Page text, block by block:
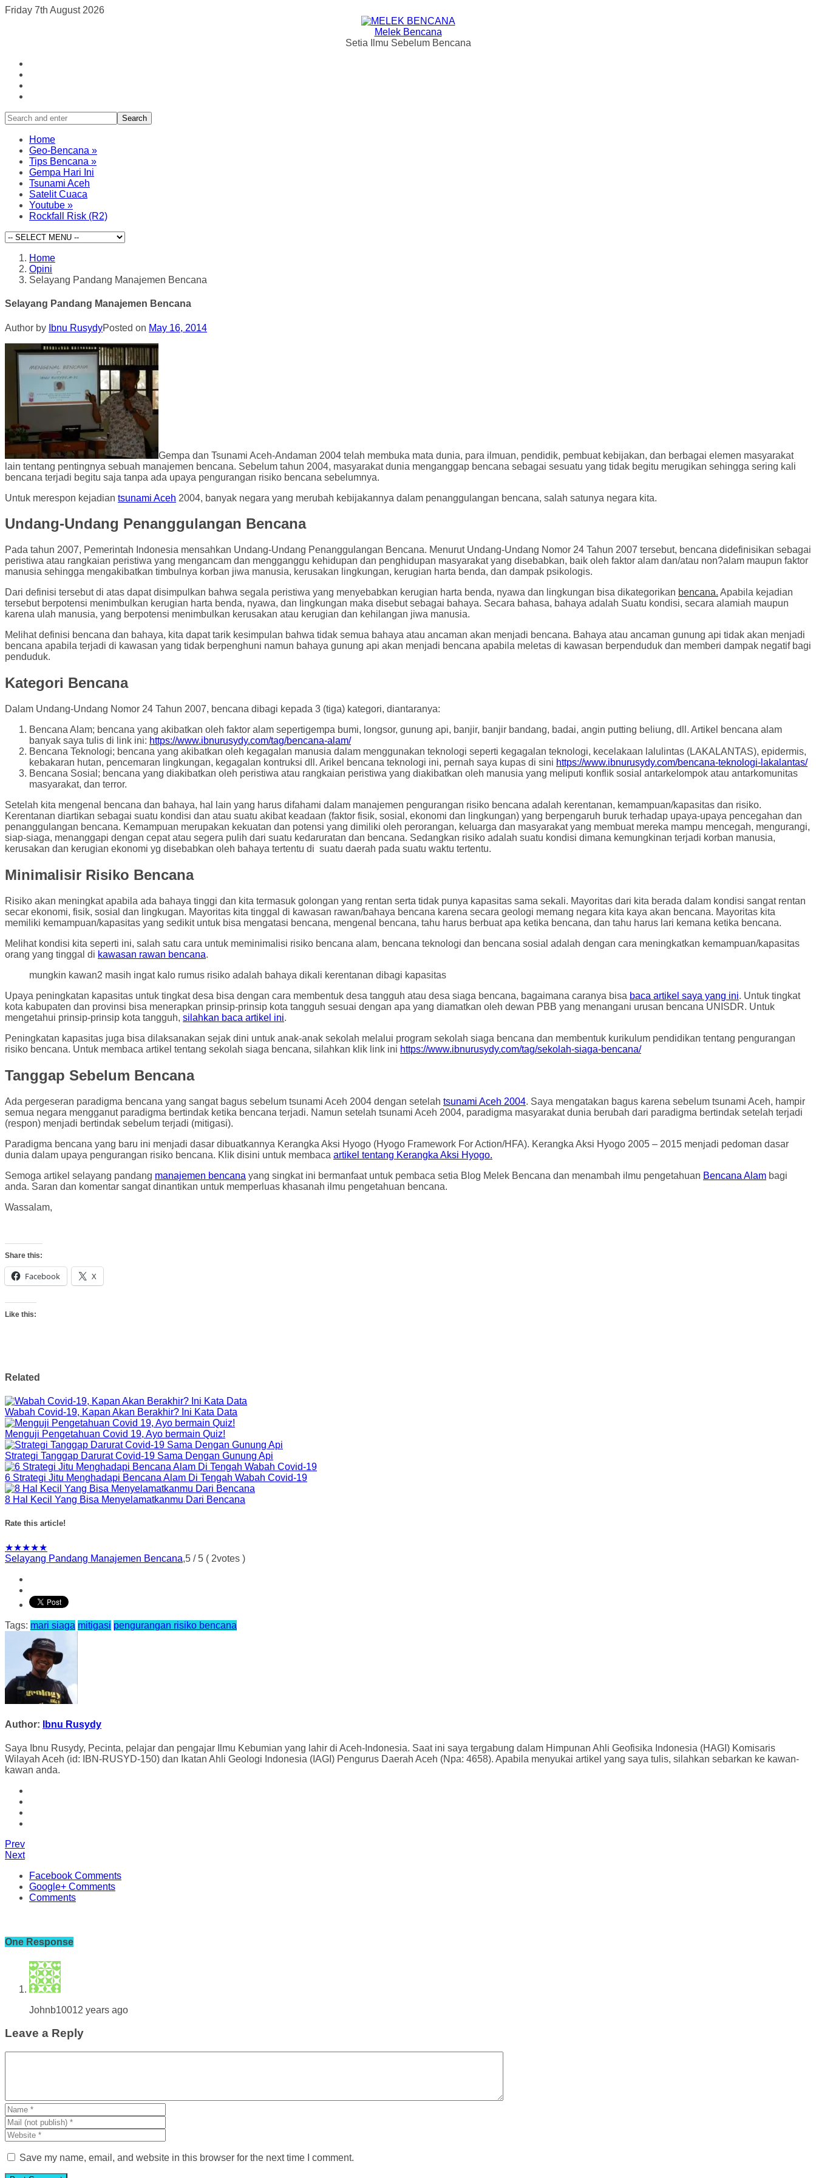
Friday 7th August 2026
Melek Bencana
Setia Ilmu Sebelum Bencana
Search
Home
Geo-Bencana »
Tips Bencana »
Gempa Hari Ini
Tsunami Aceh
Satelit Cuaca
Youtube »
Rockfall Risk (R2)
Home
Opini
Selayang Pandang Manajemen Bencana
Selayang Pandang Manajemen Bencana
Author by Ibnu RusydyPosted on May 16, 2014
Gempa dan Tsunami Aceh-Andaman 2004 telah membuka mata dunia, para ilmuan, pendidik, pembuat kebijakan, dan berbagai elemen masyarakat
lain tentang pentingnya sebuah manajemen bencana. Sebelum tahun 2004, masyarakat dunia menganggap bencana sebagai sesuatu yang tidak begitu merugikan sehingga sering kali
bencana terjadi begitu saja tanpa ada upaya pengurangan risiko bencana sebelumnya.
Untuk merespon kejadian tsunami Aceh 2004, banyak negara yang merubah kebijakannya dalam penanggulangan bencana, salah satunya negara kita.
Undang-Undang Penanggulangan Bencana
Pada tahun 2007, Pemerintah Indonesia mensahkan Undang-Undang Penanggulangan Bencana. Menurut Undang-Undang Nomor 24 Tahun 2007 tersebut, bencana didefinisikan sebagai
peristiwa atau rangkaian peristiwa yang mengancam dan mengganggu kehidupan dan penghidupan masyarakat yang disebabkan, baik oleh faktor alam dan/atau non?alam maupun faktor
manusia sehingga mengakibatkan timbulnya korban jiwa manusia, kerusakan lingkungan, kerugian harta benda, dan dampak psikologis.
Dari definisi tersebut di atas dapat disimpulkan bahwa segala peristiwa yang menyebabkan kerugian harta benda, nyawa dan lingkungan bisa dikategorikan bencana. Apabila kejadian
tersebut berpotensi menimbulkan kerugian harta benda, nyawa, dan lingkungan maka disebut sebagai bahaya. Secara bahasa, bahaya adalah Suatu kondisi, secara alamiah maupun
karena ulah manusia, yang berpotensi menimbulkan kerusakan atau kerugian dan kehilangan jiwa manusia.
Melihat definisi bencana dan bahaya, kita dapat tarik kesimpulan bahwa tidak semua bahaya atau ancaman akan menjadi bencana. Bahaya atau ancaman gunung api tidak akan menjadi
bencana apabila terjadi di kawasan yang tidak berpenghuni namun bahaya gunung api akan menjadi bencana apabila meletas di kawasan berpenduduk dan memberi dampak negatif bagi
penduduk.
Kategori Bencana
Dalam Undang-Undang Nomor 24 Tahun 2007, bencana dibagi kepada 3 (tiga) kategori, diantaranya:
Bencana Alam; bencana yang akibatkan oleh faktor alam sepertigempa bumi, longsor, gunung api, banjir, banjir bandang, badai, angin putting beliung, dll. Artikel bencana alam
banyak saya tulis di link ini: https://www.ibnurusydy.com/tag/bencana-alam/
Bencana Teknologi; bencana yang akibatkan oleh kegagalan manusia dalam menggunakan teknologi seperti kegagalan teknologi, kecelakaan lalulintas (LAKALANTAS), epidermis,
kebakaran hutan, pencemaran lingkungan, kegagalan kontruksi dll. Arikel bencana teknologi ini, pernah saya kupas di sini https://www.ibnurusydy.com/bencana-teknologi-lakalantas/
Bencana Sosial; bencana yang diakibatkan oleh peristiwa atau rangkaian peristiwa yang diakibatkan oleh manusia yang meliputi konflik sosial antarkelompok atau antarkomunitas
masyarakat, dan terror.
Setelah kita mengenal bencana dan bahaya, hal lain yang harus difahami dalam manajemen pengurangan risiko bencana adalah kerentanan, kemampuan/kapasitas dan risiko.
Kerentanan diartikan sebagai suatu kondisi dan atau suatu akibat keadaan (faktor fisik, sosial, ekonomi dan lingkungan) yang berpengaruh buruk terhadap upaya-upaya pencegahan dan
penanggulangan bencana. Kemampuan merupakan kekuatan dan potensi yang dimiliki oleh perorangan, keluarga dan masyarakat yang membuat mereka mampu mencegah, mengurangi,
siap-siaga, menanggapi dengan cepat atau segera pulih dari suatu kedaruratan dan bencana. Sedangkan risiko adalah suatu kondisi dimana kemungkinan terjadi korban manusia,
kerusakan dan kerugian ekonomi yg disebabkan oleh bahaya tertentu di suatu daerah pada suatu waktu tertentu.
Minimalisir Risiko Bencana
Risiko akan meningkat apabila ada bahaya tinggi dan kita termasuk golongan yang rentan serta tidak punya kapasitas sama sekali. Mayoritas dari kita berada dalam kondisi sangat rentan
secar ekonomi, fisik, sosial dan lingkugan. Mayoritas kita tinggal di kawasan rawan/bahaya bencana karena secara geologi memang negara kita kaya akan bencana. Mayoritas kita
memiliki kemampuan/kapasitas yang sedikit untuk bisa mengatasi bencana, mengenal bencana, tahu harus berbuat apa ketika bencana, dan tahu harus lari kemana ketika bencana.
Melihat kondisi kita seperti ini, salah satu cara untuk meminimalisi risiko bencana alam, bencana teknologi dan bencana sosial adalah dengan cara meningkatkan kemampuan/kapasitas
orang yang tinggal di kawasan rawan bencana.
mungkin kawan2 masih ingat kalo rumus risiko adalah bahaya dikali kerentanan dibagi kapasitas
Upaya peningkatan kapasitas untuk tingkat desa bisa dengan cara membentuk desa tangguh atau desa siaga bencana, bagaimana caranya bisa baca artikel saya yang ini. Untuk tingkat
kota kabupaten dan provinsi bisa menerapkan prinsip-prinsip kota tangguh sesuai dengan apa yang diamatkan oleh dewan PBB yang menangani urusan bencana UNISDR. Untuk
mengetahui prinsip-prinsip kota tangguh, silahkan baca artikel ini.
Peningkatan kapasitas juga bisa dilaksanakan sejak dini untuk anak-anak sekolah melalui program sekolah siaga bencana dan membentuk kurikulum pendidikan tentang pengurangan
risiko bencana. Untuk membaca artikel tentang sekolah siaga bencana, silahkan klik link ini https://www.ibnurusydy.com/tag/sekolah-siaga-bencana/
Tanggap Sebelum Bencana
Ada pergeseran paradigma bencana yang sangat bagus sebelum tsunami Aceh 2004 dengan setelah tsunami Aceh 2004. Saya mengatakan bagus karena sebelum tsunami Aceh, hampir
semua negara mengganut paradigma bertindak ketika bencana terjadi. Namun setelah tsunami Aceh 2004, paradigma masyarakat dunia berubah dari paradigma bertindak setelah terjadi
(respon) menjadi bertindak sebelum terjadi (mitigasi).
Paradigma bencana yang baru ini menjadi dasar dibuatkannya Kerangka Aksi Hyogo (Hyogo Framework For Action/HFA). Kerangka Aksi Hyogo 2005 – 2015 menjadi pedoman dasar
dunia dalam upaya pengurangan risiko bencana. Klik disini untuk membaca artikel tentang Kerangka Aksi Hyogo.
Semoga artikel selayang pandang manajemen bencana yang singkat ini bermanfaat untuk pembaca setia Blog Melek Bencana dan menambah ilmu pengetahuan Bencana Alam bagi
anda. Saran dan komentar sangat dinantikan untuk memperluas khasanah ilmu pengetahuan bencana.
Wassalam,
Share this:
Facebook X
Like this:
Related
Wabah Covid-19, Kapan Akan Berakhir? Ini Kata Data
Menguji Pengetahuan Covid 19, Ayo bermain Quiz!
Strategi Tanggap Darurat Covid-19 Sama Dengan Gunung Api
6 Strategi Jitu Menghadapi Bencana Alam Di Tengah Wabah Covid-19
8 Hal Kecil Yang Bisa Menyelamatkanmu Dari Bencana
Rate this article!
★★★★★
Selayang Pandang Manajemen Bencana,5 / 5 ( 2votes )
Tags: mari siaga mitigasi pengurangan risiko bencana
Author: Ibnu Rusydy
Saya Ibnu Rusydy, Pecinta, pelajar dan pengajar Ilmu Kebumian yang lahir di Aceh-Indonesia. Saat ini saya tergabung dalam Himpunan Ahli Geofisika Indonesia (HAGI) Komisaris
Wilayah Aceh (id: IBN-RUSYD-150) dan Ikatan Ahli Geologi Indonesia (IAGI) Pengurus Daerah Aceh (Npa: 4658). Apabila menyukai artikel yang saya tulis, silahkan sebarkan ke kawan-
kawan anda.
Prev
Next
Facebook Comments
Google+ Comments
Comments
One Response
Johnb10012 years ago
Leave a Reply
Save my name, email, and website in this browser for the next time I comment.